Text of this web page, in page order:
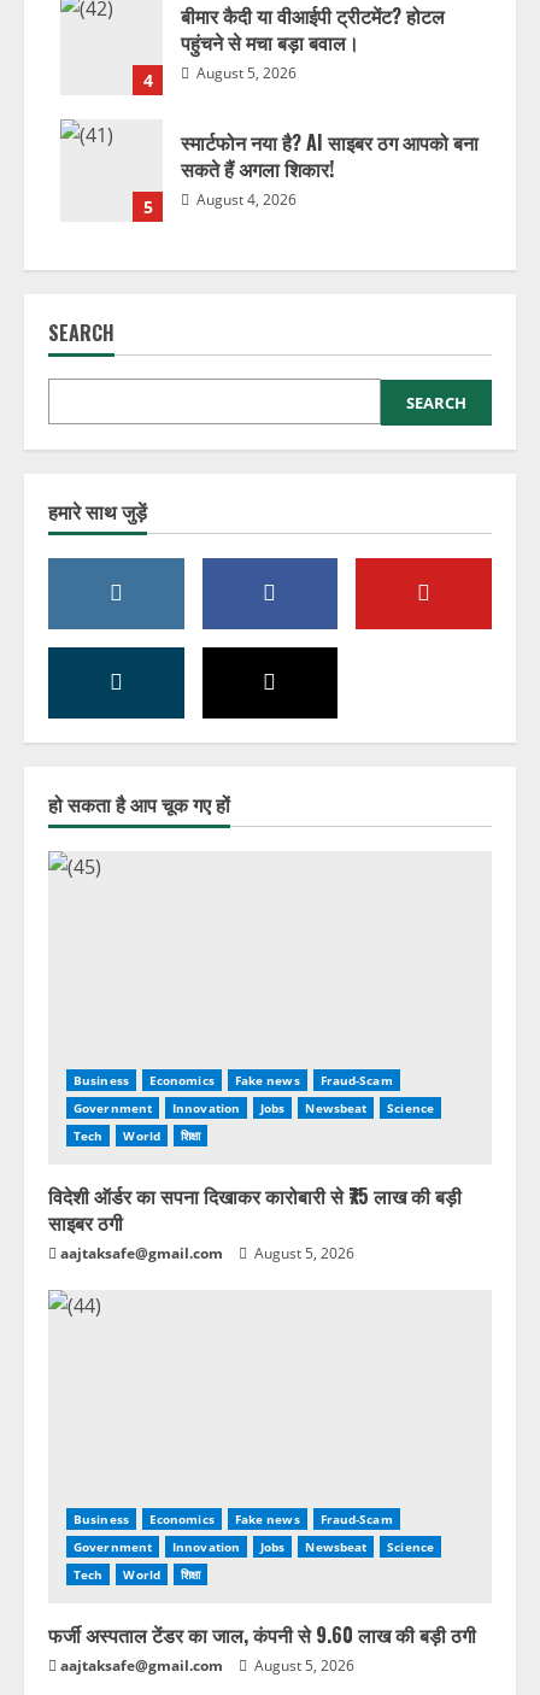
4
बीमार कैदी या वीआईपी ट्रीटमेंट? होटल
पहुंचने से मचा बड़ा बवाल।
August 5, 2026
5
स्मार्टफोन नया है? AI साइबर ठग आपको बना
सकते हैं अगला शिकार!
August 4, 2026
SEARCH
SEARCH
हमारे साथ जुड़ें
हो सकता है आप चूक गए हों
Business Economics Fake news
Fraud-Scam
Government
Innovation Jobs Newsbeat
Science
Tech
World शिक्षा
विदेशी ऑर्डर का सपना दिखाकर कारोबारी से ₹75 लाख की बड़ी
साइबर ठगी
aajtaksafe@gmail.com August 5, 2026
Business Economics Fake news
Fraud-Scam
Government
Innovation Jobs Newsbeat
Science
Tech
World शिक्षा
फर्जी अस्पताल टेंडर का जाल, कंपनी से 9.60 लाख की बड़ी ठगी
aajtaksafe@gmail.com August 5, 2026